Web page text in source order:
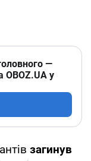
—
OBOZ.UA у
загинув